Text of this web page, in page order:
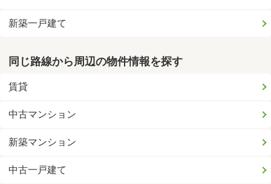
新築一戸建て
同じ路線から周辺の物件情報を探す
賃貸
中古マンション
新築マンション
中古一戸建て